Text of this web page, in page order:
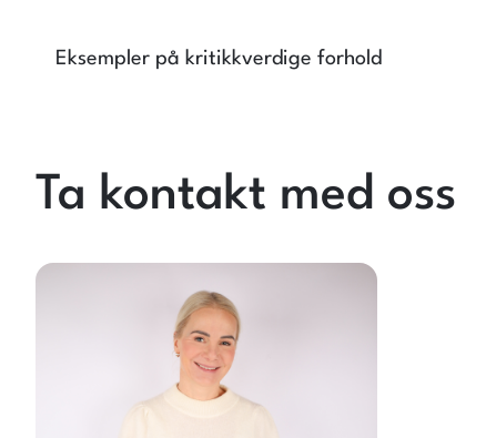
Eksempler på kritikkverdige forhold
Ta kontakt med oss